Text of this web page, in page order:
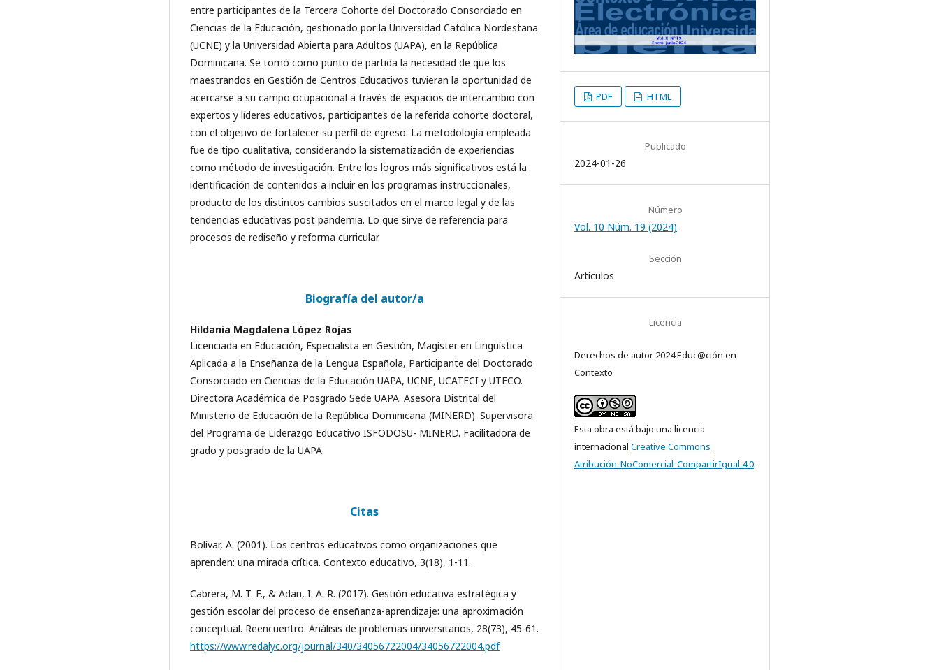
entre participantes de la Tercera Cohorte del Doctorado Consorciado en
Ciencias de la Educación, gestionado por la Universidad Católica Nordestana
(UCNE) y la Universidad Abierta para Adultos (UAPA), en la República
Dominicana. Se tomó como punto de partida la necesidad de que los
maestrandos en Gestión de Centros Educativos tuvieran la oportunidad de
acercarse a su campo ocupacional a través de espacios de intercambio con
expertos y líderes educativos, participantes de la referida cohorte doctoral,
con el objetivo de fortalecer su perfil de egreso. La metodología empleada
fue de tipo cualitativa, considerando la sistematización de experiencias
como método de investigación. Entre los logros más significativos está la
identificación de contenidos a incluir en los programas instruccionales,
producto de los distintos cambios suscitados en el marco legal y de las
tendencias educativas post pandemia. Lo que sirve de referencia para
procesos de rediseño y reforma curricular.
Biografía del autor/a
Hildania Magdalena López Rojas
Licenciada en Educación, Especialista en Gestión, Magíster en Lingüística
Aplicada a la Enseñanza de la Lengua Española, Participante del Doctorado
Consorciado en Ciencias de la Educación UAPA, UCNE, UCATECI y UTECO.
Directora Académica de Posgrado Sede UAPA. Asesora Distrital del
Ministerio de Educación de la República Dominicana (MINERD). Supervisora
del Programa de Liderazgo Educativo ISFODOSU- MINERD. Facilitadora de
grado y posgrado de la UAPA.
Citas
Bolívar, A. (2001). Los centros educativos como organizaciones que
aprenden: una mirada crítica. Contexto educativo, 3(18), 1-11.
Cabrera, M. T. F., & Adan, I. A. R. (2017). Gestión educativa estratégica y
gestión escolar del proceso de enseñanza-aprendizaje: una aproximación
conceptual. Reencuentro. Análisis de problemas universitarios, 28(73), 45-61.
https://www.redalyc.org/journal/340/34056722004/34056722004.pdf
PDF HTML
Publicado
2024-01-26
Número
Vol. 10 Núm. 19 (2024)
Sección
Artículos
Licencia
Derechos de autor 2024 Educ@ción en
Contexto
Esta obra está bajo una licencia
internacional Creative Commons
Atribución-NoComercial-CompartirIgual 4.0.